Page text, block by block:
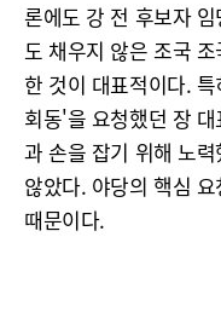
론에도 강 전 후보자
도 채우지 않은 조국
한 것이 대표적이다.
회동'을 요청했던 장
과 손을 잡기 위해 노
않았다. 야당의 핵심
때문이다.